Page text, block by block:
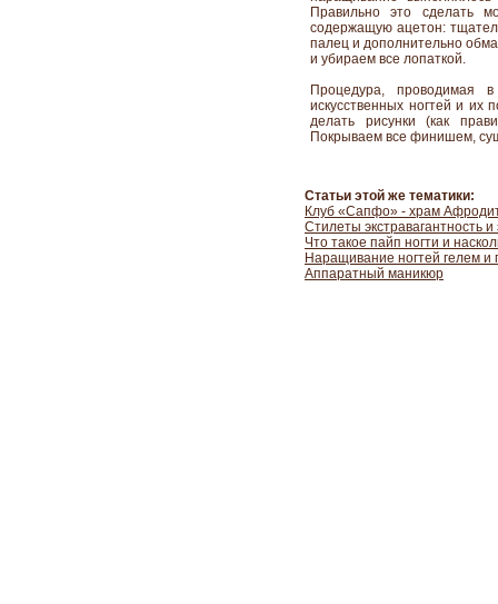
Правильно это сделать
содержащую ацетон:
палец и дополнительно
и убираем все лопаткой.
Процедура, проводимая
искусственных ногтей и
делать рисунки (как
Покрываем все финишем,
Статьи этой же тематики:
Клуб «Сапфо» - храм
Стилеты экстравагантность и
Что такое пайп ногти и
Наращивание ногтей гелем и
Аппаратный маникюр